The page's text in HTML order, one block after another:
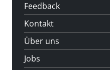
Feedback
Kontakt
Über uns
Jobs